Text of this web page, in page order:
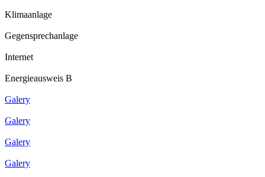
Klimaanlage
Gegensprechanlage
Internet
Energieausweis B
Galery
Galery
Galery
Galery